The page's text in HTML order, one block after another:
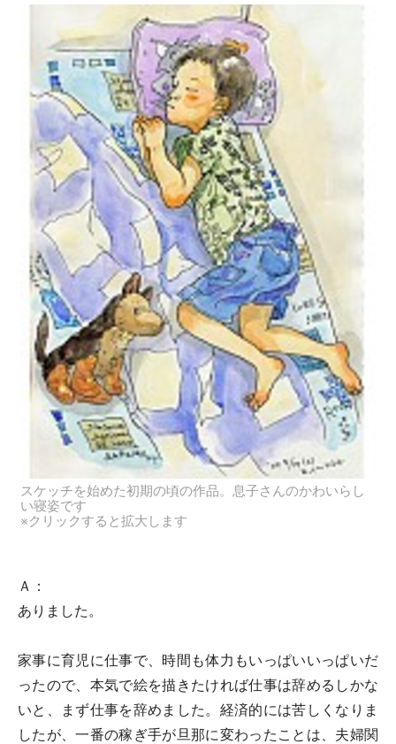
スケッチを始めた初期の頃の作品。息子さんのかわいらし
い寝姿です
※クリックすると拡大します
Ａ：
ありました。
家事に育児に仕事で、時間も体力もいっぱいいっぱいだ
ったので、本気で絵を描きたければ仕事は辞めるしかな
いと、まず仕事を辞めました。経済的には苦しくなりま
したが、一番の稼ぎ手が旦那に変わったことは、夫婦関